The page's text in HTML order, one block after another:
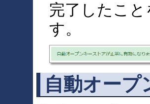
完了したこ
す。
自動オープ